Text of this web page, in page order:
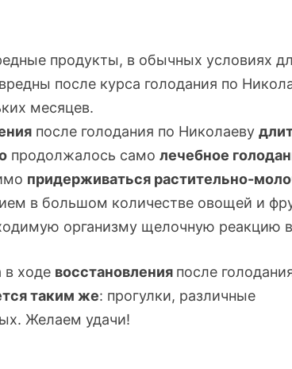
продукты, в обычных условиях
после курса голодания по
месяцев.
после голодания по Николаеву
продолжалось самолечебное
придерживаться растительно-
в большом количестве овощей и
организму щелочную реакцию
в ходе восстановления после
таким же: прогулки, различные
Желаем удачи!